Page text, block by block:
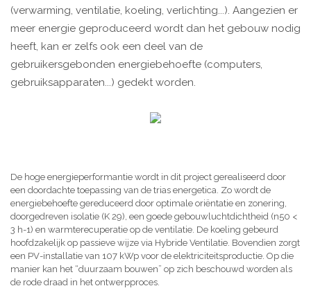
(verwarming, ventilatie, koeling, verlichting...). Aangezien er
meer energie geproduceerd wordt dan het gebouw nodig
heeft, kan er zelfs ook een deel van de
gebruikersgebonden energiebehoefte (computers,
gebruiksapparaten...) gedekt worden.
De hoge energieperformantie wordt in dit project gerealiseerd door
een doordachte toepassing van de trias energetica. Zo wordt de
energiebehoefte gereduceerd door optimale oriëntatie en zonering,
doorgedreven isolatie (K 29), een goede gebouwluchtdichtheid (n50 <
3 h-1) en warmterecuperatie op de ventilatie. De koeling gebeurd
hoofdzakelijk op passieve wijze via Hybride Ventilatie. Bovendien zorgt
een PV-installatie van 107 kWp voor de elektriciteitsproductie. Op die
manier kan het “duurzaam bouwen” op zich beschouwd worden als
de rode draad in het ontwerpproces.